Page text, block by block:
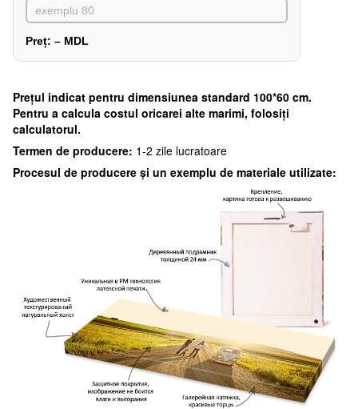
Preț: – MDL
Preţul indicat pentru dimensiunea standard 100*60 cm.
Pentru a calcula costul oricarei alte marimi, folosiți
calculatorul.
Termen de producere: 1-2 zile lucratoare
Procesul de producere și un exemplu de materiale utilizate: